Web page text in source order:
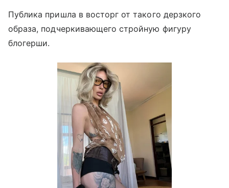
Публика пришла в восторг от такого дерзкого
образа, подчеркивающего стройную фигуру
блогерши.